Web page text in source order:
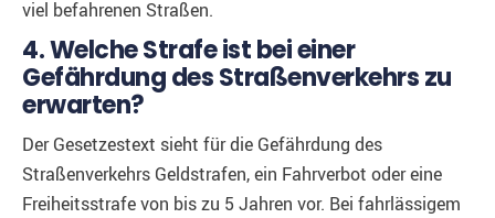
viel befahrenen Straßen.
4. Welche Strafe ist bei einer
Gefährdung des Straßenverkehrs zu
erwarten?
Der Gesetzestext sieht für die Gefährdung des
Straßenverkehrs Geldstrafen, ein Fahrverbot oder eine
Freiheitsstrafe von bis zu 5 Jahren vor. Bei fahrlässigem